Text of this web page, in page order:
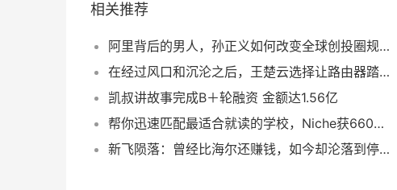
相关推荐
阿里背后的男人，孙正义如何改变全球创投圈规则
在经过风口和沉沦之后，王楚云选择让路由器踏上区块链的东风
凯叔讲故事完成B＋轮融资 金额达1.56亿
帮你迅速匹配最适合就读的学校，Niche获660万美元B轮融资
新飞陨落：曾经比海尔还赚钱，如今却沦落到停产